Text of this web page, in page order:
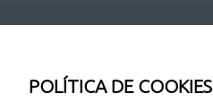
POLÍTICA DE COOKIES